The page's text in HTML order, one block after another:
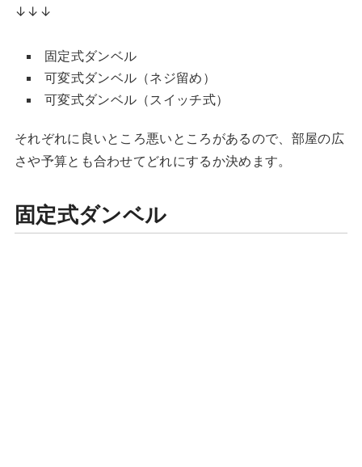
↓↓↓
固定式ダンベル
可変式ダンベル（ネジ留め）
可変式ダンベル（スイッチ式）
それぞれに良いところ悪いところがあるので、部屋の広
さや予算とも合わせてどれにするか決めます。
固定式ダンベル